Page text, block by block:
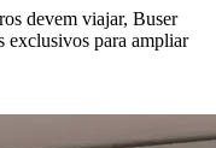
devem viajar, Buser
exclusivos para ampliar